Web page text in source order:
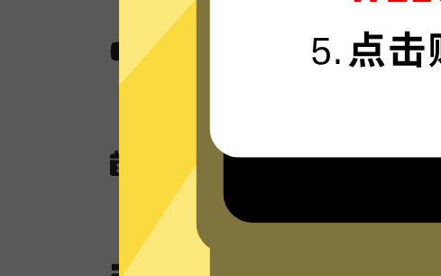
无国界内容
无任何网络或连接记录
蓝灯加速器现在没有未来也不会记录任何登
查询，以及任何可以用于识别跟踪您的信息。